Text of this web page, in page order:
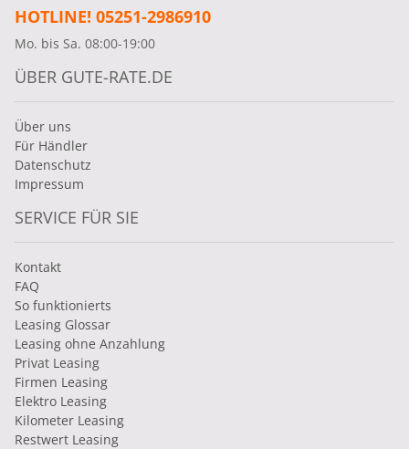
HOTLINE! 05251-2986910
Mo. bis Sa. 08:00-19:00
ÜBER GUTE-RATE.DE
Über uns
Für Händler
Datenschutz
Impressum
SERVICE FÜR SIE
Kontakt
FAQ
So funktionierts
Leasing Glossar
Leasing ohne Anzahlung
Privat Leasing
Firmen Leasing
Elektro Leasing
Kilometer Leasing
Restwert Leasing